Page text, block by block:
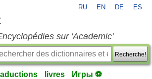
RU EN DE ES
sur 'Academic'
Recherche!
livres Игры ⚽